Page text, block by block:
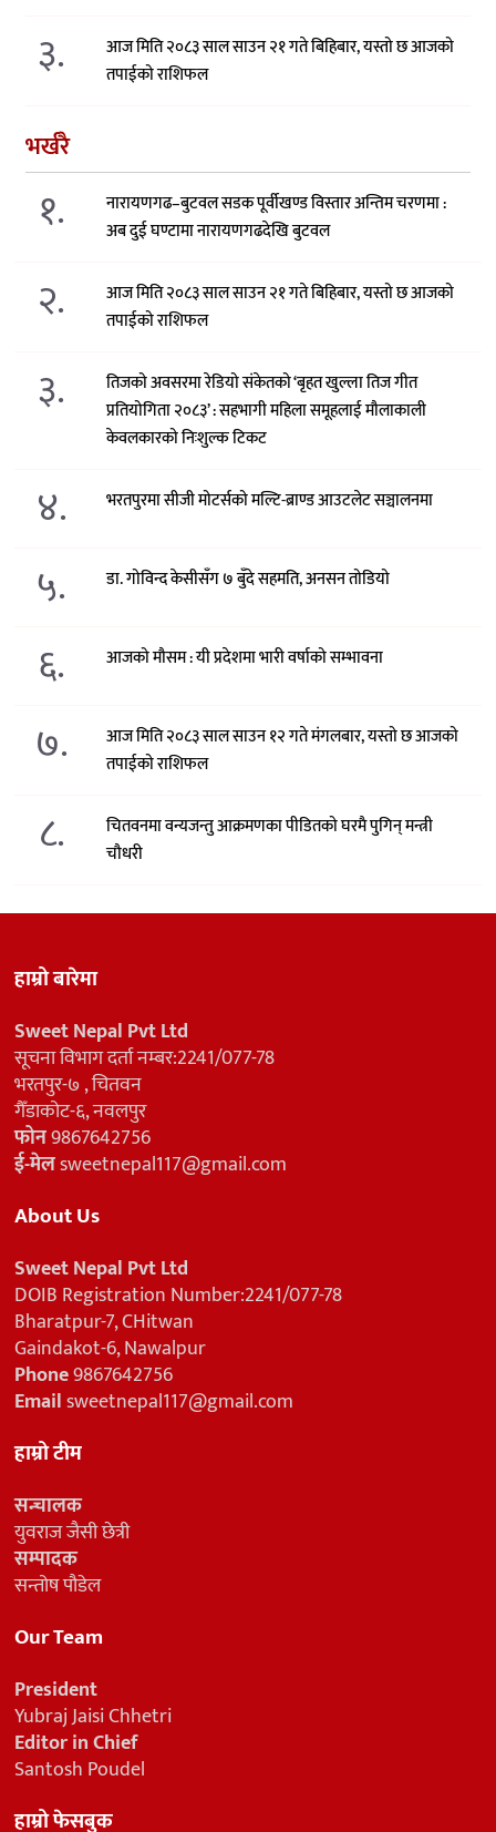
३.
आज मिति २०८३ साल साउन २१ गते बिहिबार, यस्तो छ आजको
तपाईको राशिफल
भर्खरै
१.
नारायणगढ–बुटवल सडक पूर्वीखण्ड विस्तार अन्तिम चरणमा :
अब दुई घण्टामा नारायणगढदेखि बुटवल
२.
आज मिति २०८३ साल साउन २१ गते बिहिबार, यस्तो छ आजको
तपाईको राशिफल
३.
तिजको अवसरमा रेडियो संकेतको ‘बृहत खुल्ला तिज गीत
प्रतियोगिता २०८३’ : सहभागी महिला समूहलाई मौलाकाली
केवलकारको निःशुल्क टिकट
४. भरतपुरमा सीजी मोटर्सको मल्टि-ब्राण्ड आउटलेट सञ्चालनमा
५. डा. गोविन्द केसीसँग ७ बुँदे सहमति, अनसन तोडियो
६. आजको मौसम : यी प्रदेशमा भारी वर्षाको सम्भावना
७.
आज मिति २०८३ साल साउन १२ गते मंगलबार, यस्तो छ आजको
तपाईको राशिफल
८.
चितवनमा वन्यजन्तु आक्रमणका पीडितको घरमै पुगिन् मन्त्री
चौधरी
हाम्रो बारेमा
Sweet Nepal Pvt Ltd
सूचना विभाग दर्ता नम्बर:2241/077-78
भरतपुर-७ , चितवन
गैँडाकोट-६, नवलपुर
फोन9867642756
ई-मेलsweetnepal117@gmail.com
About Us
Sweet Nepal Pvt Ltd
DOIB Registration Number:2241/077-78
Bharatpur-7, CHitwan
Gaindakot-6, Nawalpur
Phone9867642756
Emailsweetnepal117@gmail.com
हाम्रो टीम
सन्चालक
युवराज जैसी छेत्री
सम्पादक
सन्तोष पौडेल
Our Team
President
Yubraj Jaisi Chhetri
Editor in Chief
Santosh Poudel
हाम्रो फेसबुक